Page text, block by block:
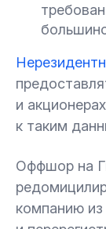
и
к таким
Оффшор на
компанию из